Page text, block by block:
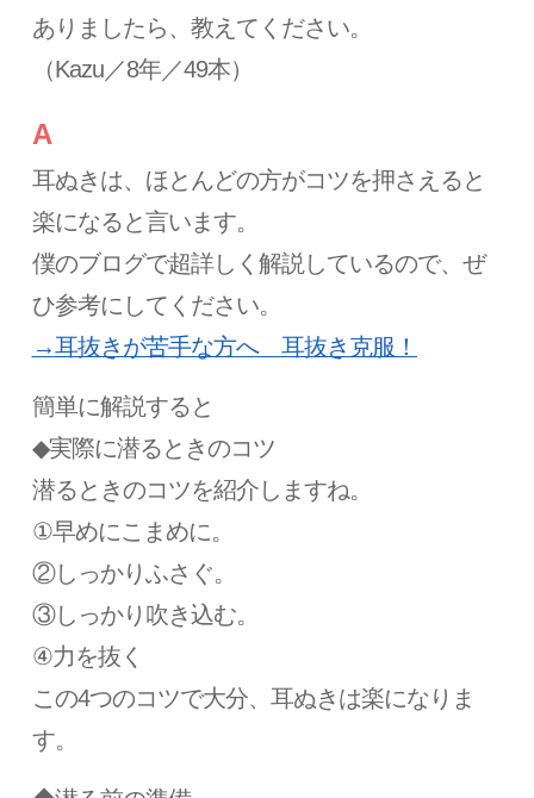
ありましたら、教えてください。
（Kazu／8年／49本）
A
耳ぬきは、ほとんどの方がコツを押さえると
楽になると言います。
僕のブログで超詳しく解説しているので、ぜ
ひ参考にしてください。
→耳抜きが苦手な方へ 耳抜き克服！
簡単に解説すると
◆実際に潜るときのコツ
潜るときのコツを紹介しますね。
①早めにこまめに。
②しっかりふさぐ。
③しっかり吹き込む。
④力を抜く
この4つのコツで大分、耳ぬきは楽になりま
す。